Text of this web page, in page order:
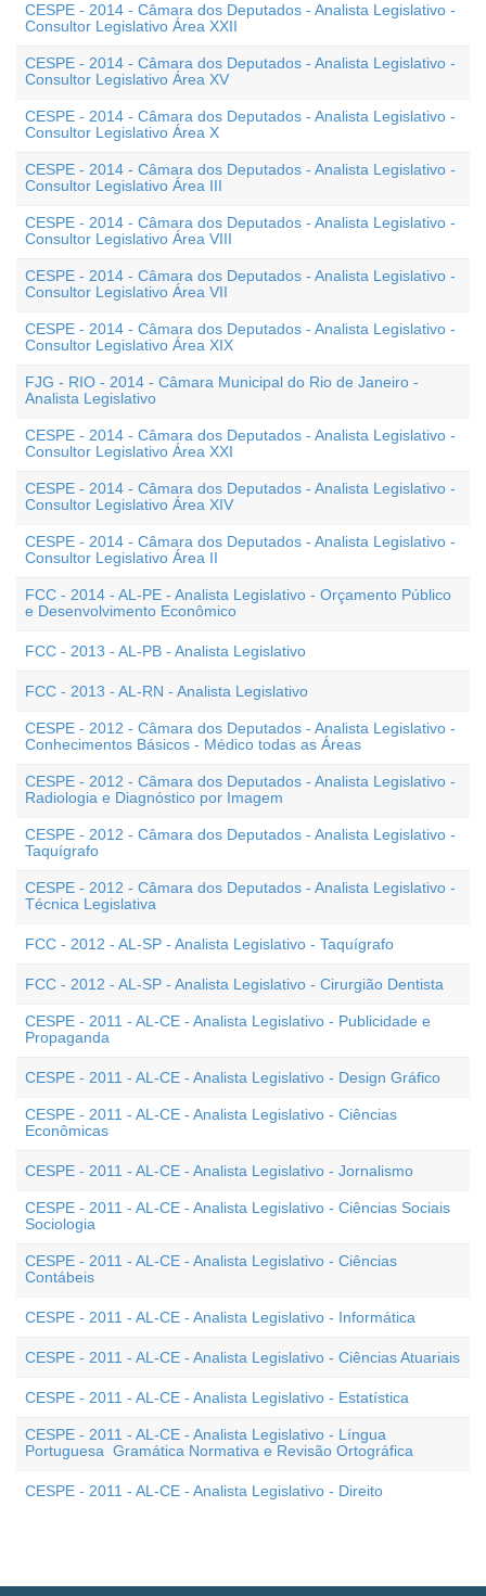
CESPE - 2014 - Câmara dos Deputados - Analista Legislativo -
Consultor Legislativo Área XXII
CESPE - 2014 - Câmara dos Deputados - Analista Legislativo -
Consultor Legislativo Área XV
CESPE - 2014 - Câmara dos Deputados - Analista Legislativo -
Consultor Legislativo Área X
CESPE - 2014 - Câmara dos Deputados - Analista Legislativo -
Consultor Legislativo Área III
CESPE - 2014 - Câmara dos Deputados - Analista Legislativo -
Consultor Legislativo Área VIII
CESPE - 2014 - Câmara dos Deputados - Analista Legislativo -
Consultor Legislativo Área VII
CESPE - 2014 - Câmara dos Deputados - Analista Legislativo -
Consultor Legislativo Área XIX
FJG - RIO - 2014 - Câmara Municipal do Rio de Janeiro -
Analista Legislativo
CESPE - 2014 - Câmara dos Deputados - Analista Legislativo -
Consultor Legislativo Área XXI
CESPE - 2014 - Câmara dos Deputados - Analista Legislativo -
Consultor Legislativo Área XIV
CESPE - 2014 - Câmara dos Deputados - Analista Legislativo -
Consultor Legislativo Área II
FCC - 2014 - AL-PE - Analista Legislativo - Orçamento Público
e Desenvolvimento Econômico
FCC - 2013 - AL-PB - Analista Legislativo
FCC - 2013 - AL-RN - Analista Legislativo
CESPE - 2012 - Câmara dos Deputados - Analista Legislativo -
Conhecimentos Básicos - Médico todas as Áreas
CESPE - 2012 - Câmara dos Deputados - Analista Legislativo -
Radiologia e Diagnóstico por Imagem
CESPE - 2012 - Câmara dos Deputados - Analista Legislativo -
Taquígrafo
CESPE - 2012 - Câmara dos Deputados - Analista Legislativo -
Técnica Legislativa
FCC - 2012 - AL-SP - Analista Legislativo - Taquígrafo
FCC - 2012 - AL-SP - Analista Legislativo - Cirurgião Dentista
CESPE - 2011 - AL-CE - Analista Legislativo - Publicidade e
Propaganda
CESPE - 2011 - AL-CE - Analista Legislativo - Design Gráfico
CESPE - 2011 - AL-CE - Analista Legislativo - Ciências
Econômicas
CESPE - 2011 - AL-CE - Analista Legislativo - Jornalismo
CESPE - 2011 - AL-CE - Analista Legislativo - Ciências Sociais 
Sociologia
CESPE - 2011 - AL-CE - Analista Legislativo - Ciências
Contábeis
CESPE - 2011 - AL-CE - Analista Legislativo - Informática
CESPE - 2011 - AL-CE - Analista Legislativo - Ciências Atuariais
CESPE - 2011 - AL-CE - Analista Legislativo - Estatística
CESPE - 2011 - AL-CE - Analista Legislativo - Língua
Portuguesa  Gramática Normativa e Revisão Ortográfica
CESPE - 2011 - AL-CE - Analista Legislativo - Direito